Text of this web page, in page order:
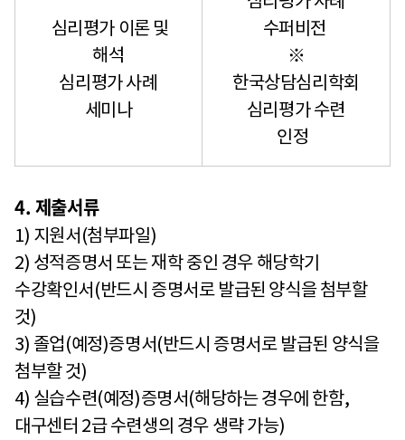
심리평가 이론 및
해석
심리평가 사례
세미나
수퍼비전
※
한국상담심리학회
심리평가 수련
인정
4. 제출서류
1) 지원서(첨부파일)
2) 성적증명서 또는 재학 중인 경우 해당학기
수강확인서(반드시 증명서로 발급된 양식을 첨부할
것)
3) 졸업(예정)증명서(반드시 증명서로 발급된 양식을
첨부할 것)
4) 실습수련(예정)증명서(해당하는 경우에 한함,
대구센터 2급 수련생의 경우 생략 가능)